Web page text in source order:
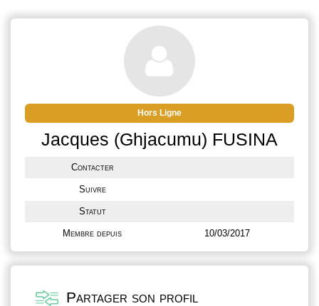
Corse du Sud, surplombant le fleuve et à
moins de 400 m de la plage, la Résidence
Capu Seninu propose 20 appartements du
studio au T3, entièrement rénovés en 2015.
Hors Ligne
Jacques (ghjacumu) FUSINA
Contacter
Suivre
Statut
Membre depuis 10/03/2017
Partager son profil